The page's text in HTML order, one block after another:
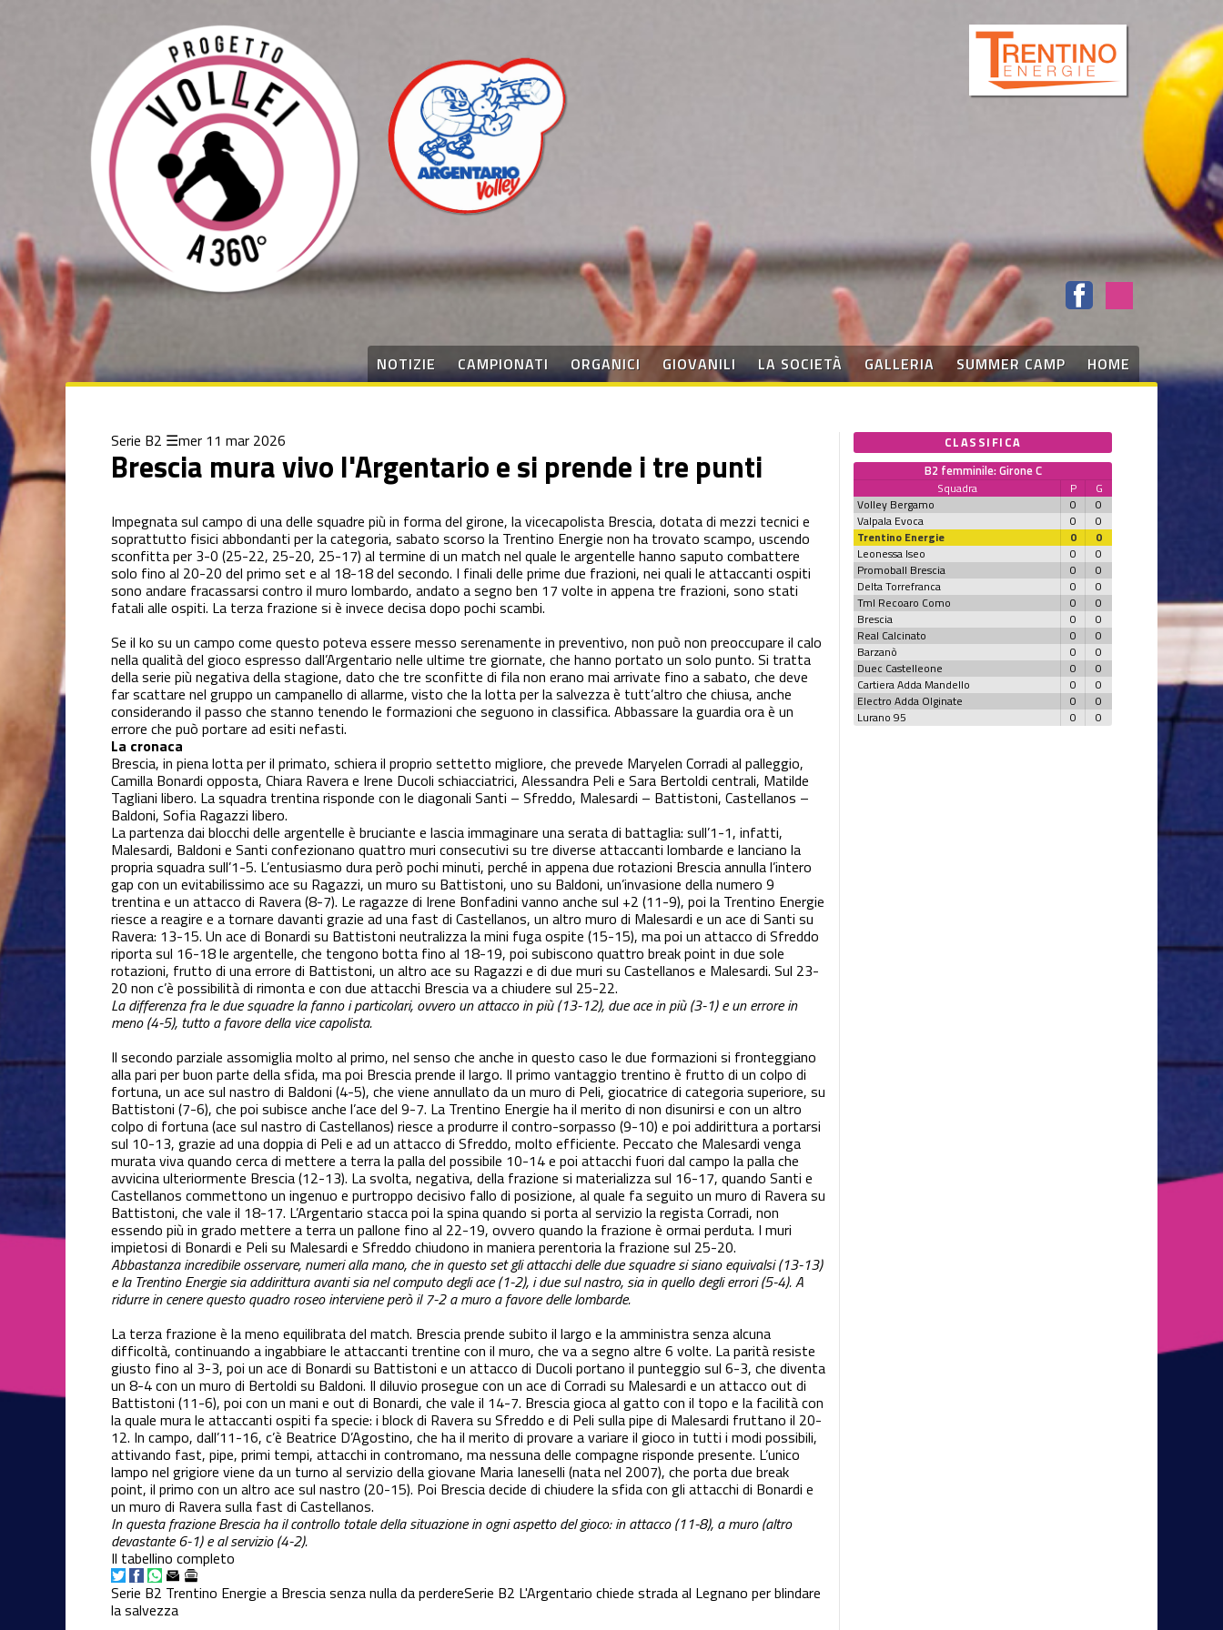
NOTIZIE CAMPIONATI ORGANICI GIOVANILI LA SOCIETÀ GALLERIA SUMMER CAMP HOME
Serie B2 mer 11 mar 2026
Brescia mura vivo l'Argentario e si prende i tre punti
Impegnata sul campo di una delle squadre più in forma del girone, la vicecapolista Brescia, dotata di mezzi tecnici e
soprattutto fisici abbondanti per la categoria, sabato scorso la Trentino Energie non ha trovato scampo, uscendo
sconfitta per 3-0 (25-22, 25-20, 25-17) al termine di un match nel quale le argentelle hanno saputo combattere
solo fino al 20-20 del primo set e al 18-18 del secondo. I finali delle prime due frazioni, nei quali le attaccanti ospiti
sono andare fracassarsi contro il muro lombardo, andato a segno ben 17 volte in appena tre frazioni, sono stati
fatali alle ospiti. La terza frazione si è invece decisa dopo pochi scambi.
Se il ko su un campo come questo poteva essere messo serenamente in preventivo, non può non preoccupare il calo
nella qualità del gioco espresso dall’Argentario nelle ultime tre giornate, che hanno portato un solo punto. Si tratta
della serie più negativa della stagione, dato che tre sconfitte di fila non erano mai arrivate fino a sabato, che deve
far scattare nel gruppo un campanello di allarme, visto che la lotta per la salvezza è tutt’altro che chiusa, anche
considerando il passo che stanno tenendo le formazioni che seguono in classifica. Abbassare la guardia ora è un
errore che può portare ad esiti nefasti.
La cronaca
Brescia, in piena lotta per il primato, schiera il proprio settetto migliore, che prevede Maryelen Corradi al palleggio,
Camilla Bonardi opposta, Chiara Ravera e Irene Ducoli schiacciatrici, Alessandra Peli e Sara Bertoldi centrali, Matilde
Tagliani libero. La squadra trentina risponde con le diagonali Santi – Sfreddo, Malesardi – Battistoni, Castellanos –
Baldoni, Sofia Ragazzi libero.
La partenza dai blocchi delle argentelle è bruciante e lascia immaginare una serata di battaglia: sull’1-1, infatti,
Malesardi, Baldoni e Santi confezionano quattro muri consecutivi su tre diverse attaccanti lombarde e lanciano la
propria squadra sull’1-5. L’entusiasmo dura però pochi minuti, perché in appena due rotazioni Brescia annulla l’intero
gap con un evitabilissimo ace su Ragazzi, un muro su Battistoni, uno su Baldoni, un’invasione della numero 9
trentina e un attacco di Ravera (8-7). Le ragazze di Irene Bonfadini vanno anche sul +2 (11-9), poi la Trentino Energie
riesce a reagire e a tornare davanti grazie ad una fast di Castellanos, un altro muro di Malesardi e un ace di Santi su
Ravera: 13-15. Un ace di Bonardi su Battistoni neutralizza la mini fuga ospite (15-15), ma poi un attacco di Sfreddo
riporta sul 16-18 le argentelle, che tengono botta fino al 18-19, poi subiscono quattro break point in due sole
rotazioni, frutto di una errore di Battistoni, un altro ace su Ragazzi e di due muri su Castellanos e Malesardi. Sul 23-
20 non c’è possibilità di rimonta e con due attacchi Brescia va a chiudere sul 25-22.
La differenza fra le due squadre la fanno i particolari, ovvero un attacco in più (13-12), due ace in più (3-1) e un errore in
meno (4-5), tutto a favore della vice capolista.
Il secondo parziale assomiglia molto al primo, nel senso che anche in questo caso le due formazioni si fronteggiano
alla pari per buon parte della sfida, ma poi Brescia prende il largo. Il primo vantaggio trentino è frutto di un colpo di
fortuna, un ace sul nastro di Baldoni (4-5), che viene annullato da un muro di Peli, giocatrice di categoria superiore, su
Battistoni (7-6), che poi subisce anche l’ace del 9-7. La Trentino Energie ha il merito di non disunirsi e con un altro
colpo di fortuna (ace sul nastro di Castellanos) riesce a produrre il contro-sorpasso (9-10) e poi addirittura a portarsi
sul 10-13, grazie ad una doppia di Peli e ad un attacco di Sfreddo, molto efficiente. Peccato che Malesardi venga
murata viva quando cerca di mettere a terra la palla del possibile 10-14 e poi attacchi fuori dal campo la palla che
avvicina ulteriormente Brescia (12-13). La svolta, negativa, della frazione si materializza sul 16-17, quando Santi e
Castellanos commettono un ingenuo e purtroppo decisivo fallo di posizione, al quale fa seguito un muro di Ravera su
Battistoni, che vale il 18-17. L’Argentario stacca poi la spina quando si porta al servizio la regista Corradi, non
essendo più in grado mettere a terra un pallone fino al 22-19, ovvero quando la frazione è ormai perduta. I muri
impietosi di Bonardi e Peli su Malesardi e Sfreddo chiudono in maniera perentoria la frazione sul 25-20.
Abbastanza incredibile osservare, numeri alla mano, che in questo set gli attacchi delle due squadre si siano equivalsi (13-13)
e la Trentino Energie sia addirittura avanti sia nel computo degli ace (1-2), i due sul nastro, sia in quello degli errori (5-4). A
ridurre in cenere questo quadro roseo interviene però il 7-2 a muro a favore delle lombarde.
La terza frazione è la meno equilibrata del match. Brescia prende subito il largo e la amministra senza alcuna
difficoltà, continuando a ingabbiare le attaccanti trentine con il muro, che va a segno altre 6 volte. La parità resiste
giusto fino al 3-3, poi un ace di Bonardi su Battistoni e un attacco di Ducoli portano il punteggio sul 6-3, che diventa
un 8-4 con un muro di Bertoldi su Baldoni. Il diluvio prosegue con un ace di Corradi su Malesardi e un attacco out di
Battistoni (11-6), poi con un mani e out di Bonardi, che vale il 14-7. Brescia gioca al gatto con il topo e la facilità con
la quale mura le attaccanti ospiti fa specie: i block di Ravera su Sfreddo e di Peli sulla pipe di Malesardi fruttano il 20-
12. In campo, dall’11-16, c’è Beatrice D’Agostino, che ha il merito di provare a variare il gioco in tutti i modi possibili,
attivando fast, pipe, primi tempi, attacchi in contromano, ma nessuna delle compagne risponde presente. L’unico
lampo nel grigiore viene da un turno al servizio della giovane Maria Ianeselli (nata nel 2007), che porta due break
point, il primo con un altro ace sul nastro (20-15). Poi Brescia decide di chiudere la sfida con gli attacchi di Bonardi e
un muro di Ravera sulla fast di Castellanos.
In questa frazione Brescia ha il controllo totale della situazione in ogni aspetto del gioco: in attacco (11-8), a muro (altro
devastante 6-1) e al servizio (4-2).
Il tabellino completo
Serie B2 Trentino Energie a Brescia senza nulla da perdereSerie B2 L'Argentario chiede strada al Legnano per blindare
la salvezza
Summer
Camp
Tecnica
CLASSIFICA
B2 femminile: Girone C
Squadra P
G
Volley Bergamo
0
0
Valpala Evoca
0
0
Trentino Energie
0
0
Leonessa Iseo
0
0
Promoball Brescia
0
0
Delta Torrefranca
0
0
Tml Recoaro Como
0
0
Brescia
0
0
Real Calcinato
0
0
Barzanò
0
0
Duec Castelleone
0
0
Cartiera Adda Mandello
0
0
Electro Adda Olginate
0
0
Lurano 95
0 0